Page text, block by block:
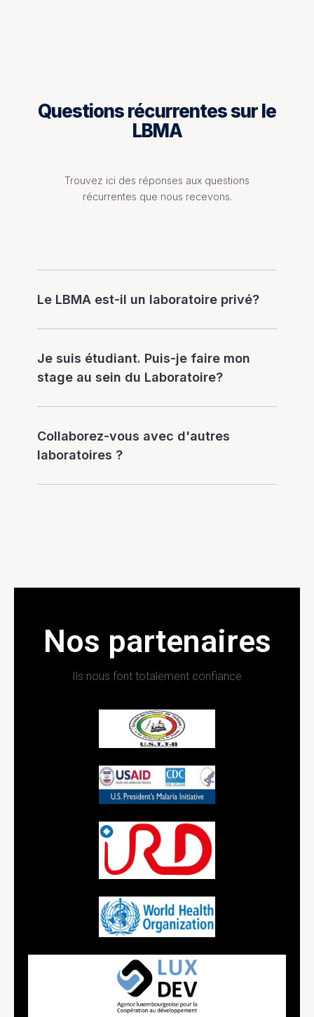
Questions récurrentes sur le
LBMA
Trouvez ici des réponses aux questions
récurrentes que nous recevons.
Le LBMA est-il un laboratoire privé?
Je suis étudiant. Puis-je faire mon
stage au sein du Laboratoire?
Collaborez-vous avec d'autres
laboratoires ?
Nos partenaires
Ils nous font totalement confiance